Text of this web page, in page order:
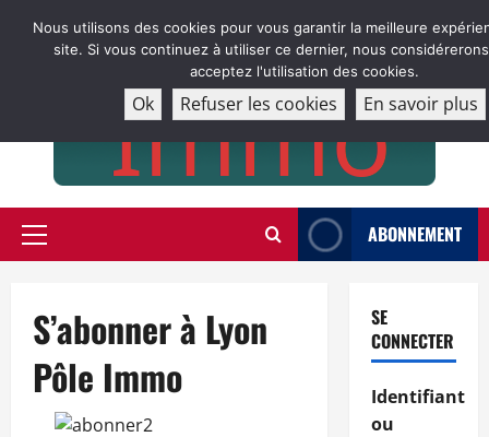
Menu
ABONNEMENT
S’abonner à Lyon
Pôle Immo
SE
CONNECTER
Identifiant
ou
Nous utilisons des cookies pour vous garantir la meilleure
site. Si vous continuez à utiliser ce dernier, nous
acceptez l'utilisation des cookies.
Ok Refuser les cookies En savoir plus